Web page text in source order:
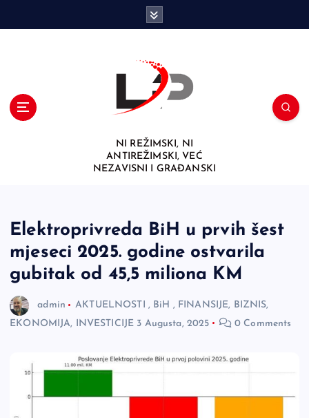
NI REŽIMSKI, NI
ANTIREŽIMSKI, VEĆ
NEZAVISNI I GRAĐANSKI
Elektroprivreda BiH u prvih šest
mjeseci 2025. godine ostvarila
gubitak od 45,5 miliona KM
admin AKTUELNOSTI , BiH , FINANSIJE, BIZNIS,
EKONOMIJA, INVESTICIJE 3 Augusta, 2025 0 Comments